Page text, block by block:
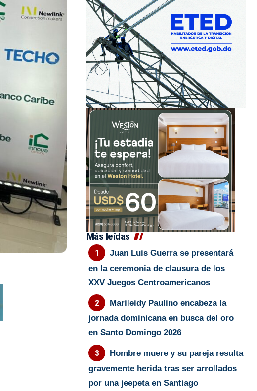
Más leídas
Juan Luis Guerra se presentará
en la ceremonia de clausura de los
XXV Juegos Centroamericanos
Marileidy Paulino encabeza la
jornada dominicana en busca del oro
en Santo Domingo 2026
Hombre muere y su pareja resulta
gravemente herida tras ser arrollados
por una jeepeta en Santiago